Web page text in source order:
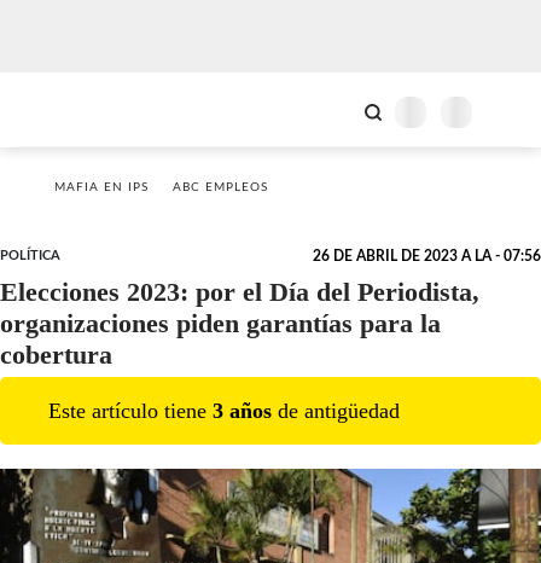
MAFIA EN IPS ABC EMPLEOS
POLÍTICA 26 DE ABRIL DE 2023 A LA - 07:56
Elecciones 2023: por el Día del Periodista,
organizaciones piden garantías para la
cobertura
Este artículo tiene 3 años de antigüedad